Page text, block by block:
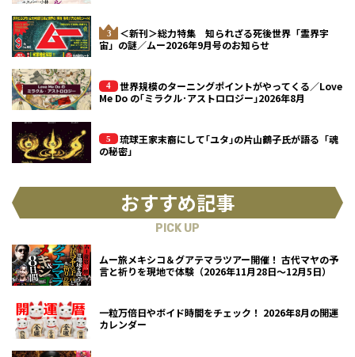
＜新刊＞総力特集 知られざる死後世界「霊界宇
宙」の謎／ムー2026年9月号のお知らせ
世界規模のターニングポイントがやってくる／Love
Me Do の｢ミラクル･アストロロジー｣2026年8月
琉球王家末裔にして｢ユタ｣の片山鶴子氏が語る「魂
の秘密」
おすすめ記事
PICK UP
ムー旅メキシコ＆グアテマラツアー開催！ 古代マヤの予
言と祈りを現地で体験（2026年11月28日～12月5日）
一粒万倍日やボイド時間をチェック！ 2026年8月の開運
カレンダー